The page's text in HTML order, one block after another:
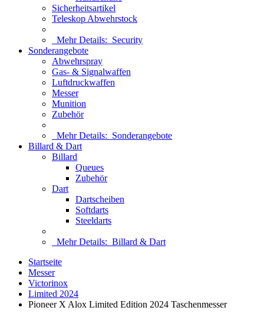
Sicherheitsartikel
Teleskop Abwehrstock
Mehr Details: Security
Sonderangebote
Abwehrspray
Gas- & Signalwaffen
Luftdruckwaffen
Messer
Munition
Zubehör
Mehr Details: Sonderangebote
Billard & Dart
Billard
Queues
Zubehör
Dart
Dartscheiben
Softdarts
Steeldarts
Mehr Details: Billard & Dart
Startseite
Messer
Victorinox
Limited 2024
Pioneer X Alox Limited Edition 2024 Taschenmesser